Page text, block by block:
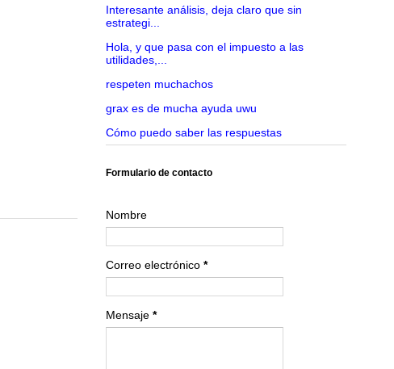
Interesante análisis, deja claro que sin
estrategi...
Hola, y que pasa con el impuesto a las
utilidades,...
respeten muchachos
grax es de mucha ayuda uwu
Cómo puedo saber las respuestas
Formulario de contacto
Nombre
Correo electrónico *
Mensaje *